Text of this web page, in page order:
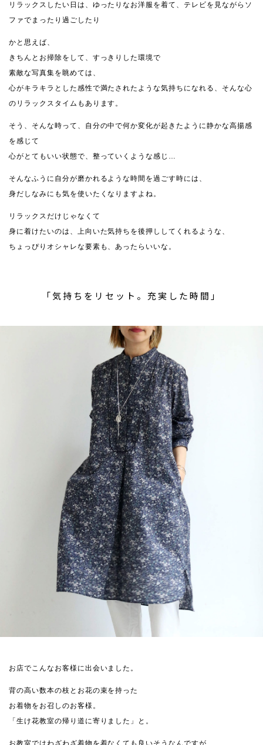
リラックスしたい日は、ゆったりなお洋服を着て、テレビを見ながらソ
ファでまったり過ごしたり
かと思えば、
きちんとお掃除をして、すっきりした環境で
素敵な写真集を眺めては、
心がキラキラとした感性で満たされたような気持ちになれる、そんな心
のリラックスタイムもあります。
そう、そんな時って、自分の中で何か変化が起きたように静かな高揚感
を感じて
心がとてもいい状態で、整っていくような感じ…
そんなふうに自分が磨かれるような時間を過ごす時には、
身だしなみにも気を使いたくなりますよね。
リラックスだけじゃなくて
身に着けたいのは、上向いた気持ちを後押ししてくれるような、
ちょっぴりオシャレな要素も、あったらいいな。
「気持ちをリセット。充実した時間」
お店でこんなお客様に出会いました。
背の高い数本の枝とお花の束を持った
お着物をお召しのお客様。
「生け花教室の帰り道に寄りました」と。
お教室ではわざわざ着物を着なくても良いそうなんですが